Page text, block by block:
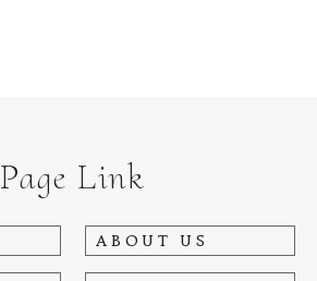
Page Link
ABOUT US